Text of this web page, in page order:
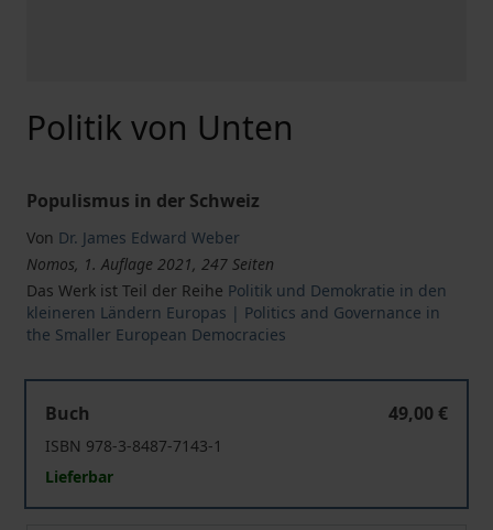
Politik von Unten
Populismus in der Schweiz
Von Dr. James Edward Weber
Nomos, 1. Auflage 2021, 247 Seiten
Das Werk ist Teil der Reihe Politik und Demokratie in den
kleineren Ländern Europas | Politics and Governance in
the Smaller European Democracies
Buch
49,00 €
ISBN 978-3-8487-7143-1
Lieferbar